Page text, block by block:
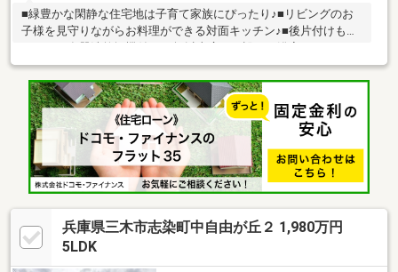
■緑豊かな閑静な住宅地は子育て家族にぴったり♪■リビングのお
子様を見守りながらお料理ができる対面キッチン♪■後片付けもラ
バスタイム♪■雨の日のお洗濯にも大活躍な浴室乾燥機付♪■子供部
屋にも嬉しい全居室収納スペース♪■ＴＶモニター付インターホン
でセキュリティ面にも配慮♪※駐車台数は車種によります。～ご内
覧は随時可能です！お気軽にお問合せください♪物件の選び方、ロ
ーンの注意点など、あなたの疑問にお答えします♪・気になる税
金、契約諸費用についてイチからご説明いたします♪
兵庫県三木市志染町中自由が丘２ 1,980万円
5LDK